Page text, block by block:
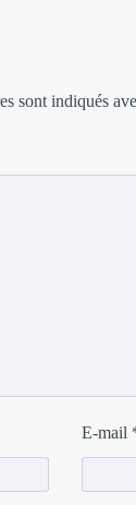
sont indiqués
E-mail